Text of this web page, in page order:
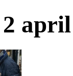
2 april